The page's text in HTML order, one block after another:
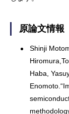
原論文情報
Shinji
Hiromura,
Haba,